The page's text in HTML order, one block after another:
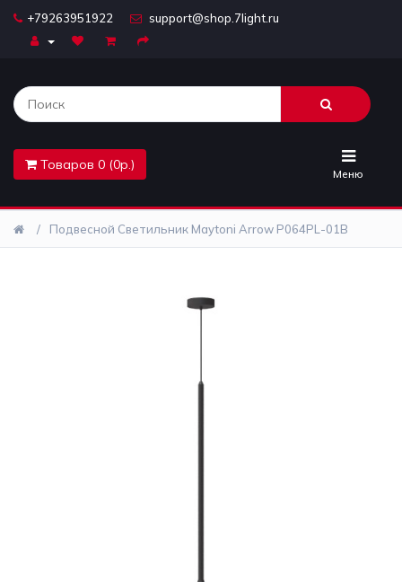
+79263951922 support@shop.7light.ru
Товаров 0 (0р.)
Меню
Комплектующие
Лайтбоксы
Подвесной Светильник Maytoni Arrow P064PL-01B